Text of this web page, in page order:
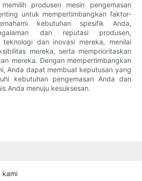
produsen mesin pengemasan
untuk mempertimbangkan faktor-
kebutuhan spesifik Anda,
dan reputasi produsen,
teknologi dan inovasi mereka, menilai
mereka, serta memprioritaskan
mereka. Dengan mempertimbangkan
Anda dapat membuat keputusan yang
kebutuhan pengemasan Anda dan
Anda menuju kesuksesan.
kami